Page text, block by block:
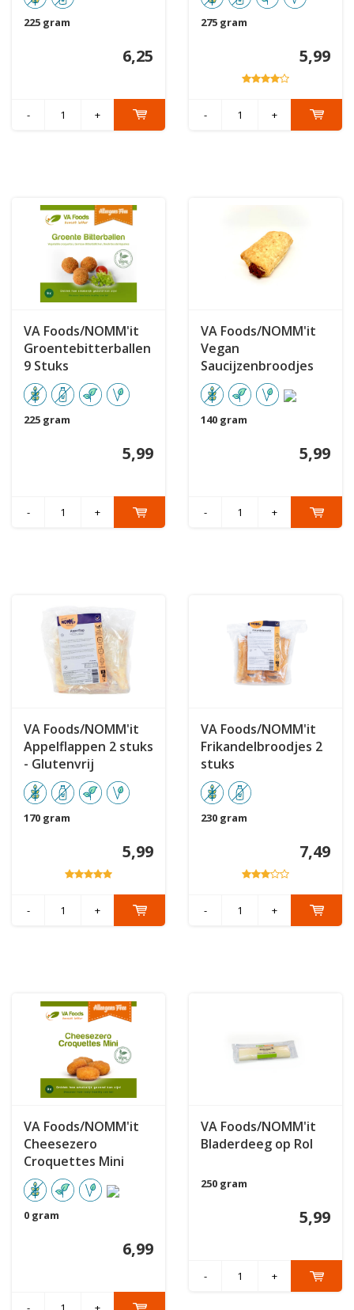
225 gram
6,25
- +
275 gram
5,99
- +
VA Foods/NOMM'it
Groentebitterballen
9 Stuks
225 gram
5,99
- +
VA Foods/NOMM'it
Vegan
Saucijzenbroodjes
2st
140 gram
5,99
- +
VA Foods/NOMM'it
Appelflappen 2 stuks
- Glutenvrij
170 gram
5,99
- +
VA Foods/NOMM'it
Frikandelbroodjes 2
stuks
230 gram
7,49
- +
VA Foods/NOMM'it
Cheesezero
Croquettes Mini
0 gram
6,99
VA Foods/NOMM'it
Bladerdeeg op Rol
250 gram
5,99
- +